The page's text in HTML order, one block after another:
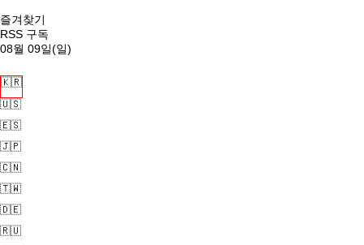
즐겨찾기
RSS 구독
08월 09일(일)
🇰🇷
🇺🇸
🇪🇸
🇯🇵
🇨🇳
🇹🇼
🇩🇪
🇷🇺